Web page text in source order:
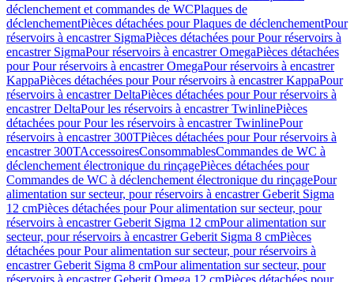
déclenchement et commandes de WCPlaques de
déclenchementPièces détachées pour Plaques de déclenchementPour
réservoirs à encastrer SigmaPièces détachées pour Pour réservoirs à
encastrer SigmaPour réservoirs à encastrer OmegaPièces détachées
pour Pour réservoirs à encastrer OmegaPour réservoirs à encastrer
KappaPièces détachées pour Pour réservoirs à encastrer KappaPour
réservoirs à encastrer DeltaPièces détachées pour Pour réservoirs à
encastrer DeltaPour les réservoirs à encastrer TwinlinePièces
détachées pour Pour les réservoirs à encastrer TwinlinePour
réservoirs à encastrer 300TPièces détachées pour Pour réservoirs à
encastrer 300TAccessoiresConsommablesCommandes de WC à
déclenchement électronique du rinçagePièces détachées pour
Commandes de WC à déclenchement électronique du rinçagePour
alimentation sur secteur, pour réservoirs à encastrer Geberit Sigma
12 cmPièces détachées pour Pour alimentation sur secteur, pour
réservoirs à encastrer Geberit Sigma 12 cmPour alimentation sur
secteur, pour réservoirs à encastrer Geberit Sigma 8 cmPièces
détachées pour Pour alimentation sur secteur, pour réservoirs à
encastrer Geberit Sigma 8 cmPour alimentation sur secteur, pour
réservoirs à encastrer Geberit Omega 12 cmPièces détachées pour